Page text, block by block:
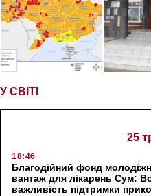
У СВІТІ
25
18:46
Благодійний фонд
вантаж для лікарень Сум:
важливість підтримки